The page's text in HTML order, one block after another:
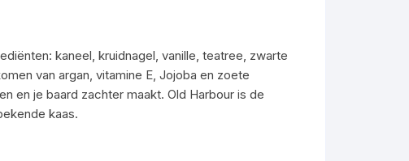
kaneel, kruidnagel, vanille, teatree, zwarte
van argan, vitamine E, Jojoba en zoete
en je baard zachter maakt. Old Harbour is de
kaas.